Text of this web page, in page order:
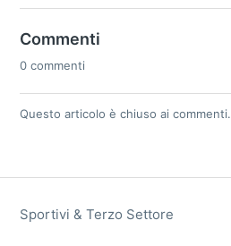
Commenti
0 commenti
Questo articolo è chiuso ai commenti.
Sportivi & Terzo Settore